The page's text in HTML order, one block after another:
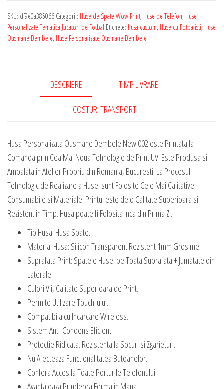
Personalizata
cu
Ousmane
SKU: df9e0a385066 Categorii: Huse de Spate Wow Print, Huse de Telefon, Huse
Personalizate Tematica Jucatori de Fotbal Etichete: husa custom, Huse cu Fotbalisti, Huse
Ousmane Dembele, Huse Personalizate Ousmane Dembele
DESCRIERE TIMP LIVRARE
COSTURI TRANSPORT
Husa Personalizata Ousmane Dembele New 002 este Printata la
Comanda prin Cea Mai Noua Tehnologie de Print UV. Este Produsa si
Ambalata in Atelier Propriu din Romania, Bucuresti. La Procesul
Tehnologic de Realizare a Husei sunt Folosite Cele Mai Calitative
Consumabile si Materiale. Printul este de o Calitate Superioara si
Rezistent in Timp. Husa poate fi Folosita inca din Prima Zi.
Tip Husa: Husa Spate.
Material Husa: Silicon Transparent Rezistent 1mm Grosime.
Suprafata Print: Spatele Husei pe Toata Suprafata + Jumatate din
Laterale.
Culori Vii, Calitate Superioara de Print.
Permite Utilizare Touch-ului.
Compatibila cu Incarcare Wireless.
Sistem Anti-Condens Eficient.
Protectie Ridicata. Rezistenta la Socuri si Zgarieturi.
Nu Afecteaza Functionalitatea Butoanelor.
Confera Acces la Toate Porturile Telefonului.
Avantajeaza Prinderea Ferma in Mana.